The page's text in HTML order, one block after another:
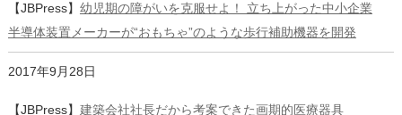
【JBPress】 幼児期の障がいを克服せよ！ 立ち上がった中小企業
半導体装置メーカーが“おもちゃ”のような歩行補助機器を開発
2017年9月28日
【JBPress】 建築会社社長だから考案できた画期的医療器具